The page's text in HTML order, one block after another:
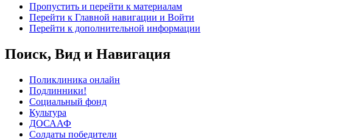
Пропустить и перейти к материалам
Перейти к Главной навигации и Войти
Перейти к дополнительной информации
Поиск, Вид и Навигация
Поликлиника онлайн
Подлинники!
Социальный фонд
Культура
ДОСААФ
Солдаты победители